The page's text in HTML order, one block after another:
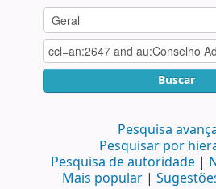
Buscar
Pesquisa
Pesquisar por
Pesquisa de autoridade
Mais popular